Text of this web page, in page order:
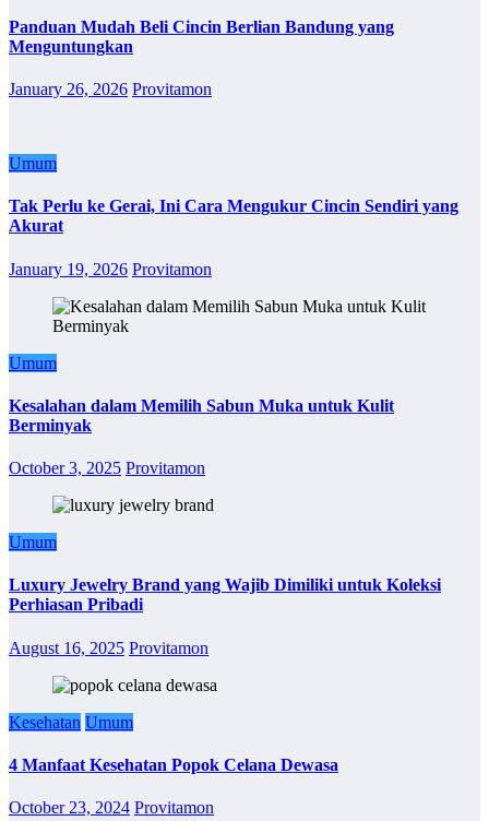
Panduan Mudah Beli Cincin Berlian Bandung yang
Menguntungkan
January 26, 2026 Provitamon
Umum
Tak Perlu ke Gerai, Ini Cara Mengukur Cincin Sendiri yang
Akurat
January 19, 2026 Provitamon
Umum
Kesalahan dalam Memilih Sabun Muka untuk Kulit
Berminyak
October 3, 2025 Provitamon
Umum
Luxury Jewelry Brand yang Wajib Dimiliki untuk Koleksi
Perhiasan Pribadi
August 16, 2025 Provitamon
Kesehatan Umum
4 Manfaat Kesehatan Popok Celana Dewasa
October 23, 2024 Provitamon